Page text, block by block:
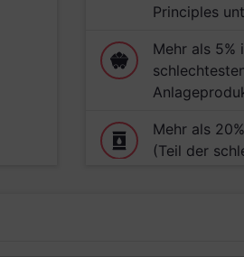
Principles
Mehr als 5%
Mehr als
(Teil der